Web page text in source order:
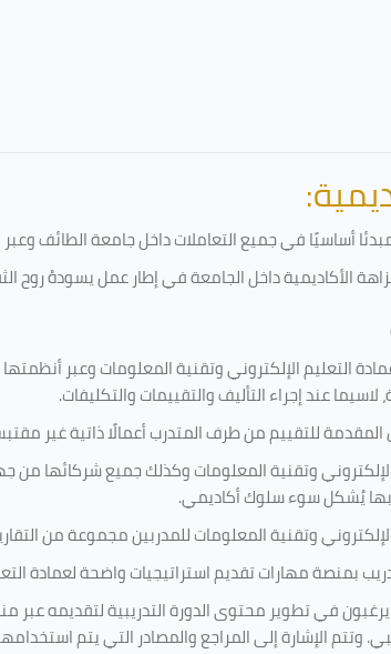
مبدئا أساسيًا في جميع التعاملات داخل جامعة الطائف
الأكاديمية داخل الجامعة في إطار عمل يسودهُ روح
التعليم الإلكتروني وتقنية المعلومات وعبر
لاسيما عند إجراء التأليف والتقييمات والتكليفات.
للتقييم من طرف المتدرب أعمالًا ذاتية غير
وتقنية المعلومات وكذلك جميع شركائها من
بها يُشكل سوء سلوك أكاديمي.
وتقنية المعلومات للمدربين مجموعة من
بمنصة مهارات تقديم استراتيجيات واضحة لعمادة
يرغبون في تطوير محتوى الدورة التدريبية لتقديمه
وتتم الإشارة إلى المراجع والمصادر التي يتم